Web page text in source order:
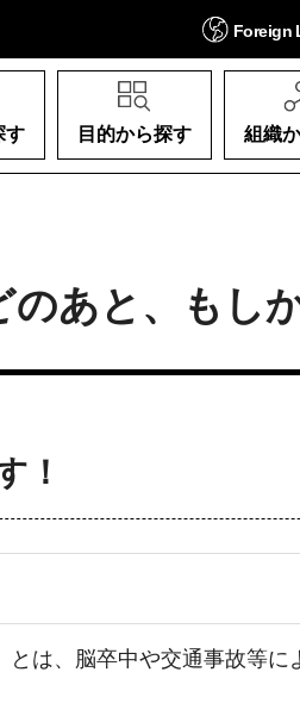
Foreign
す 目的から探す 組織
あと、もし
！
は、脳卒中や交通事故等に